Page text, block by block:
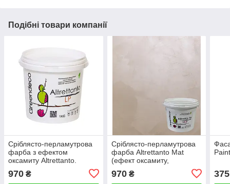
Подібні товари компанії
Сріблясто-перламутрова
фарба з ефектом
оксамиту Altrettanto.
970 ₴
Сріблясто-перламутрова
фарба Altrettanto Mat
(ефект оксамиту,
Greendeco
970₴ 375